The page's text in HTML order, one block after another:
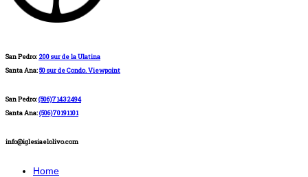
San Pedro: 200 sur de la Ulatina
Santa Ana:50 sur de Condo. Viewpoint
San Pedro:(506)71432494
Santa Ana:(506)70191101
info@iglesiaelolivo.com
Home